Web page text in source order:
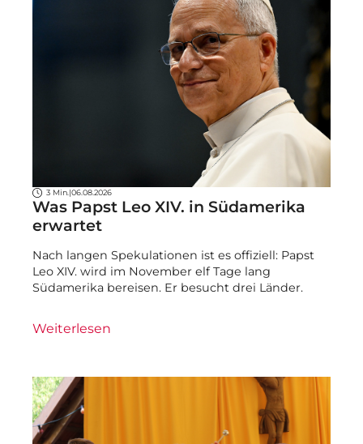
3 Min. |06.08.2026
Was Papst Leo XIV. in Südamerika
erwartet
Nach langen Spekulationen ist es offiziell: Papst
Leo XIV. wird im November elf Tage lang
Südamerika bereisen. Er besucht drei Länder.
Weiterlesen